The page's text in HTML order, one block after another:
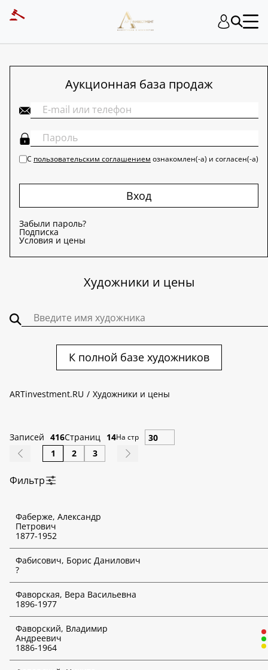
ART INVESTMENT
Аукционная база продаж
С пользовательским соглашением ознакомлен(-а) и согласен(-а)
Вход
Забыли пароль?
Подписка
Условия и цены
Художники и цены
К полной базе художников
ARTinvestment.RU Художники и цены
Записей 416Страниц 14На стр
1 2 3
Фильтр
А Б В Г Д Е Ж З
Х Ц Ч Ш
Творческие объединения
Выбрать творческое объединение
Наличие индикаторов инвестиционного риска
Неважно
Выбрать аукционный дом
Фаберже, Александр
Петрович
1877-1952
Фабисович, Борис Данилович
?
Фаворская, Вера Васильевна
1896-1977
Фаворский, Владимир
Андреевич
1886-1964